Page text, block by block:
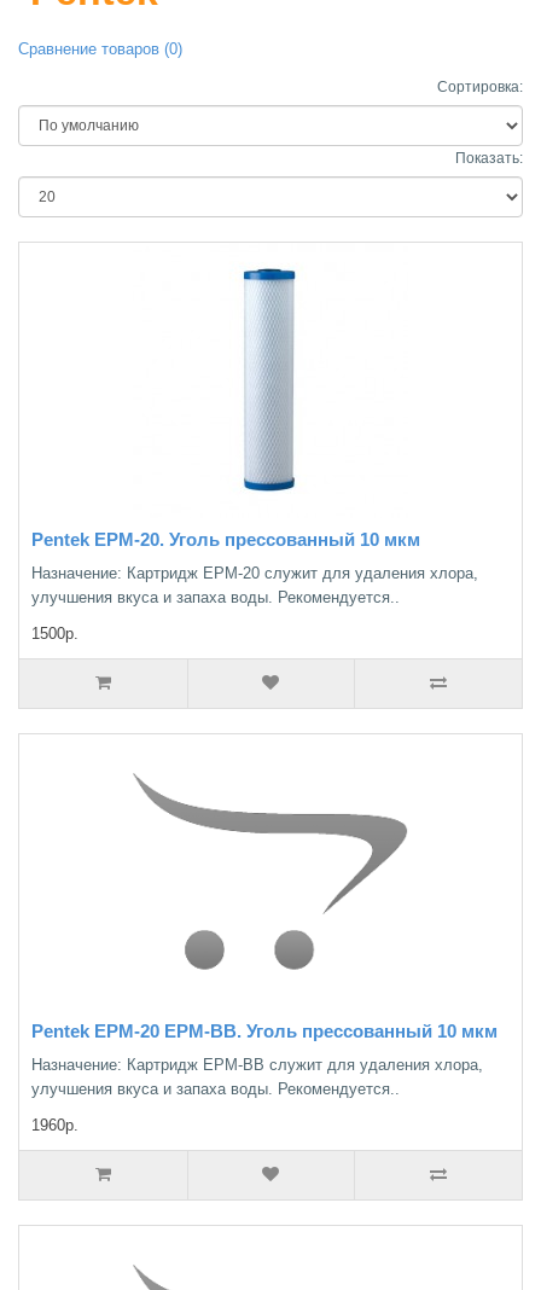
Сравнение товаров (0)
Сортировка:
Показать:
Pentek ЕРМ-20. Уголь прессованный 10 мкм
Назначение: Картридж ЕРМ-20 служит для удаления хлора,
улучшения вкуса и запаха воды. Рекомендуется..
1500р.
Pentek ЕРМ-20 ЕРМ-BB. Уголь прессованный 10 мкм
Назначение: Картридж ЕРМ-BB служит для удаления хлора,
улучшения вкуса и запаха воды. Рекомендуется..
1960р.